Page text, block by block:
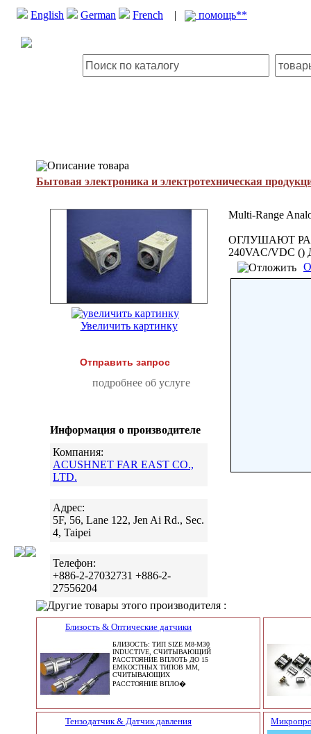
English German French | помощь**
Описание товара
Бытовая электроника и электротехническая
Увеличить картинку
Отправить запрос
подробнее об услуге
Информация о производителе
Компания:
ACUSHNET FAR EAST CO.,
LTD.
Адрес:
5F, 56, Lane 122, Jen Ai Rd., Sec.
4, Taipei
Телефон:
+886-2-27032731 +886-2-
27556204
Multi-Range
ОГЛУШАЮТ
240VAC/
Другие товары этого производителя :
Близость & Оптические датчики
БЛИЗОСТЬ: ТИП SIZE M8-M30
INDUCTIVE, СЧИТЫВАЮЩИЙ
РАССТОЯНИЕ ВПЛОТЬ ДО 15
ЕМКОСТНЫХ ТИПОВ MM,
СЧИТЫВАЮЩИХ
РАССТОЯНИЕ ВПЛО�
Тензодатчик & Датчик давления